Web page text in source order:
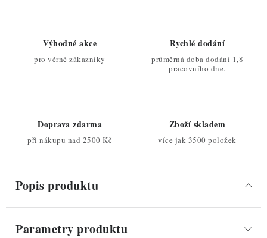
Výhodné akce
pro věrné zákazníky
Rychlé dodání
průměrná doba dodání 1,8
pracovního dne.
Doprava zdarma
při nákupu nad 2500 Kč
Zboží skladem
více jak 3500 položek
Popis produktu
Parametry produktu